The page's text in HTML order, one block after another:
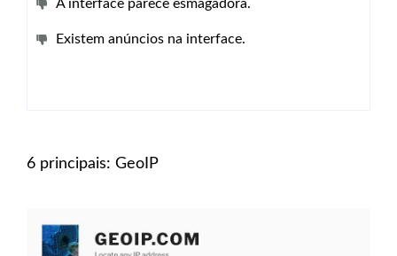
A interface parece esmagadora.
Existem anúncios na interface.
6 principais: GeoIP